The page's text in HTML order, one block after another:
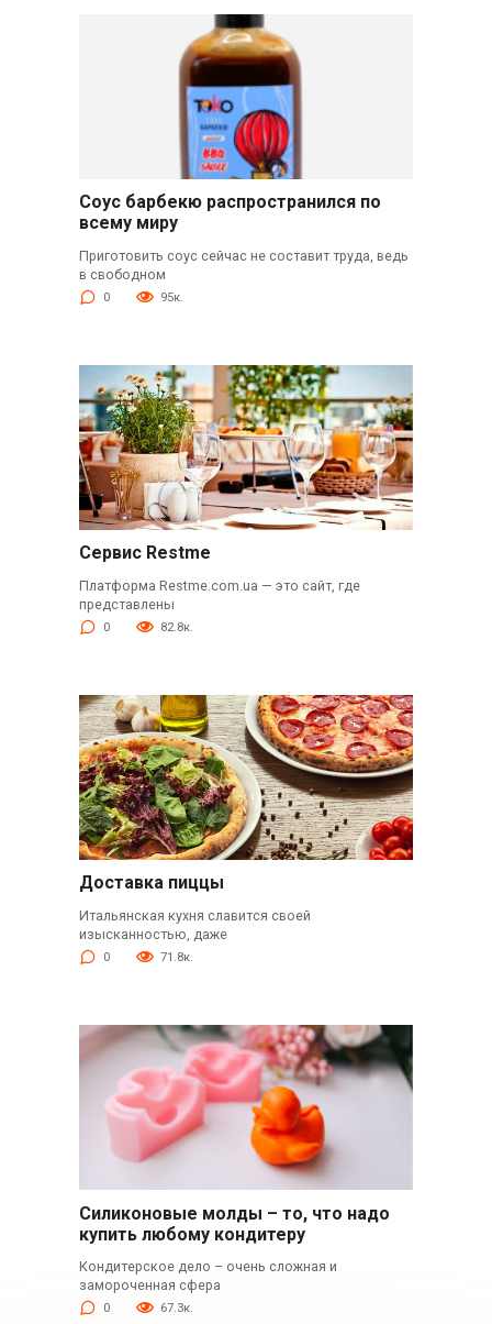
Соус барбекю распространился по
всему миру
Приготовить соус сейчас не составит труда, ведь
в свободном
0 95к.
Сервис Restme
Платформа Restme.com.ua — это сайт, где
представлены
0 82.8к.
Доставка пиццы
Итальянская кухня славится своей
изысканностью, даже
0 71.8к.
Силиконовые молды – то, что надо
купить любому кондитеру
Кондитерское дело – очень сложная и
замороченная сфера
0 67.3к.